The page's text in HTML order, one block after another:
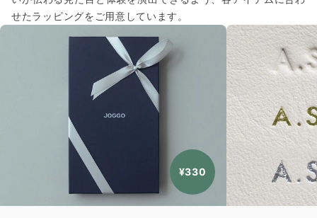
せたラッピングをご用意しています。
¥330